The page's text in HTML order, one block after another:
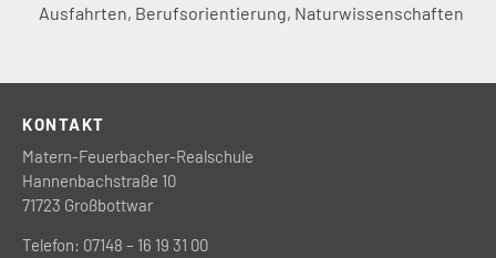
Ausfahrten, Berufsorientierung, Naturwissenschaften
KONTAKT
Matern-Feuerbacher-Realschule
Hannenbachstraße 10
71723 Großbottwar
Telefon: 07148 – 16 19 31 00